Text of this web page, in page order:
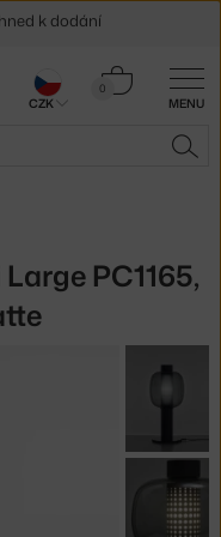
MENU
0
Košík
PC1165,
CZK